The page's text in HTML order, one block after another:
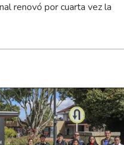
renovó por cuarta vez la